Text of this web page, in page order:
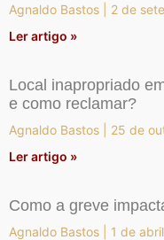
Agnaldo Bastos
2 de
Ler artigo »
Local inapropriado
e como reclamar?
Agnaldo Bastos
25 de
Ler artigo »
Como a greve
Agnaldo Bastos
1 de